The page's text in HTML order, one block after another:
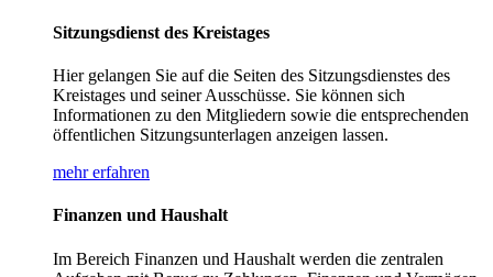
Sitzungsdienst des Kreistages
Hier gelangen Sie auf die Seiten des Sitzungsdienstes des
Kreistages und seiner Ausschüsse. Sie können sich
Informationen zu den Mitgliedern sowie die entsprechenden
öffentlichen Sitzungsunterlagen anzeigen lassen.
mehr erfahren
Finanzen und Haushalt
Im Bereich Finanzen und Haushalt werden die zentralen